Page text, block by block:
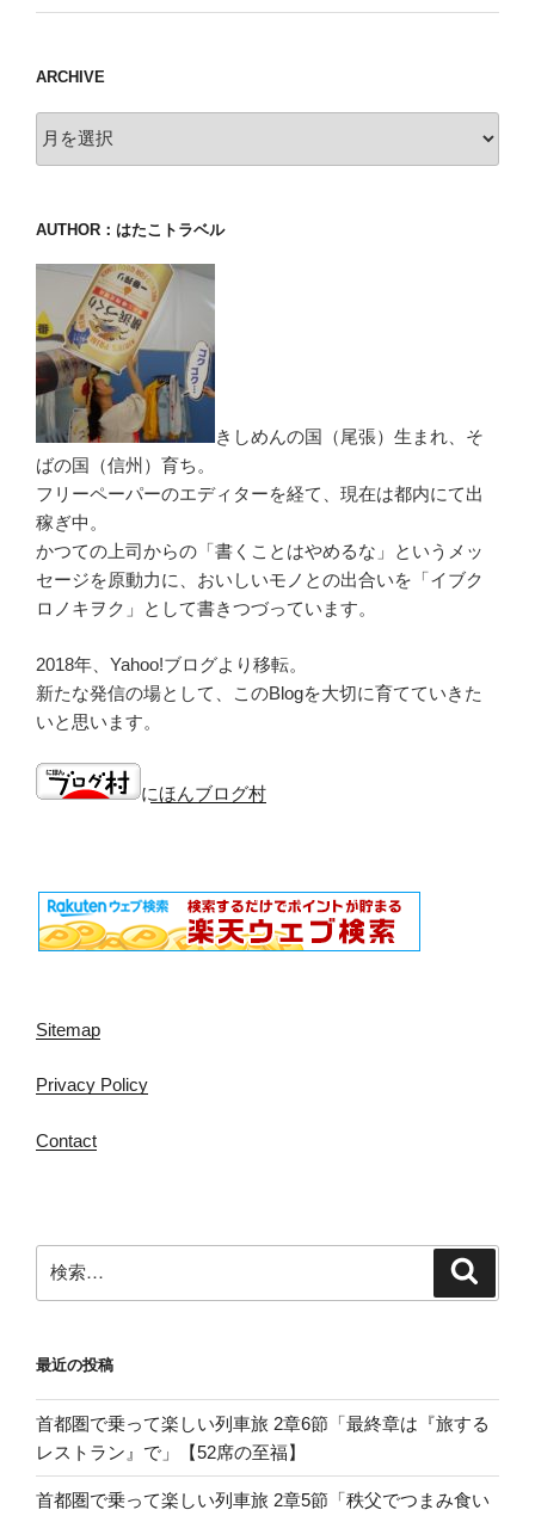
ARCHIVE
AUTHOR：はたこトラベル
きしめんの国（尾張）生まれ、そ
ばの国（信州）育ち。
フリーペーパーのエディターを経て、現在は都内にて出
稼ぎ中。
かつての上司からの「書くことはやめるな」というメッ
セージを原動力に、おいしいモノとの出合いを「イブク
ロノキヲク」として書きつづっています。
2018年、Yahoo!ブログより移転。
新たな発信の場として、このBlogを大切に育てていきた
いと思います。
にほんブログ村
Sitemap
Privacy Policy
Contact
索:
最近の投稿
首都圏で乗って楽しい列車旅 2章6節「最終章は『旅する
レストラン』で」【52席の至福】
首都圏で乗って楽しい列車旅 2章5節「秩父でつまみ食い